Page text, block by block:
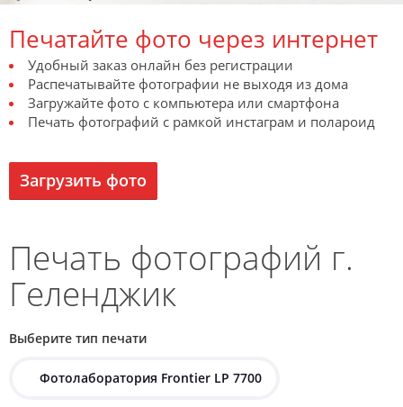
Печатайте фото через интернет
Удобный заказ онлайн без регистрации
Распечатывайте фотографии не выходя из дома
Загружайте фото с компьютера или смартфона
Печать фотографий с рамкой инстаграм и полароид
Загрузить фото
Печать фотографий г.
Геленджик
Выберите тип печати
Фотолаборатория Frontier LP 7700